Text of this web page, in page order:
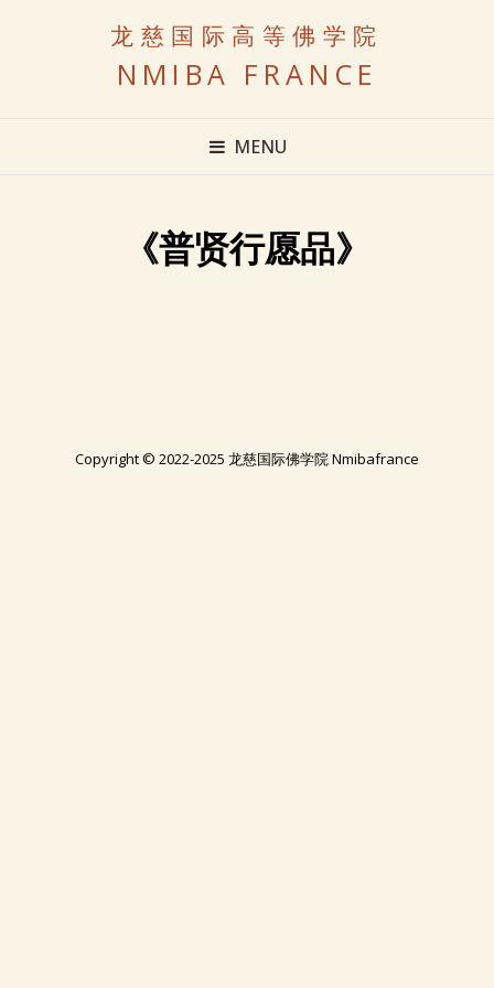
龙慈国际高等佛学院
NMIBA FRANCE
MENU
《普贤行愿品》
Copyright © 2022-2025 龙慈国际佛学院 Nmibafrance